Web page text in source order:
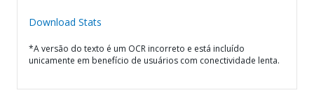
Download Stats
*A versão do texto é um OCR incorreto e está incluído
unicamente em benefício de usuários com conectividade lenta.